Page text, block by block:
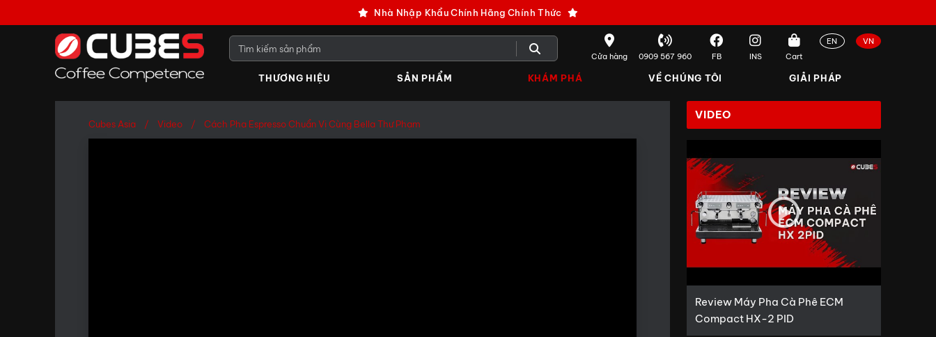
Nhà Nhập Khẩu Chính Hãng Chính Thức
Cửa hàng 0909 567 960 FB INS Cart
EN VN
THƯƠNG HIỆU SẢN PHẨM KHÁM PHÁ VỀ CHÚNG TÔI GIẢI PHÁP
Cubes Asia Video Cách Pha Espresso Chuẩn Vị Cùng Bella Thư Phạm
VIDEO
Review Máy Pha Cà Phê ECM
Compact HX-2 PID